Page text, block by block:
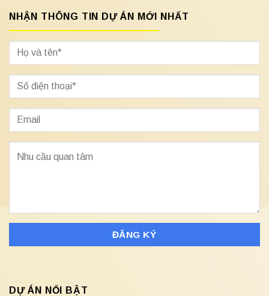
NHẬN THÔNG TIN DỰ ÁN MỚI NHẤT
DỰ ÁN NỔI BẬT